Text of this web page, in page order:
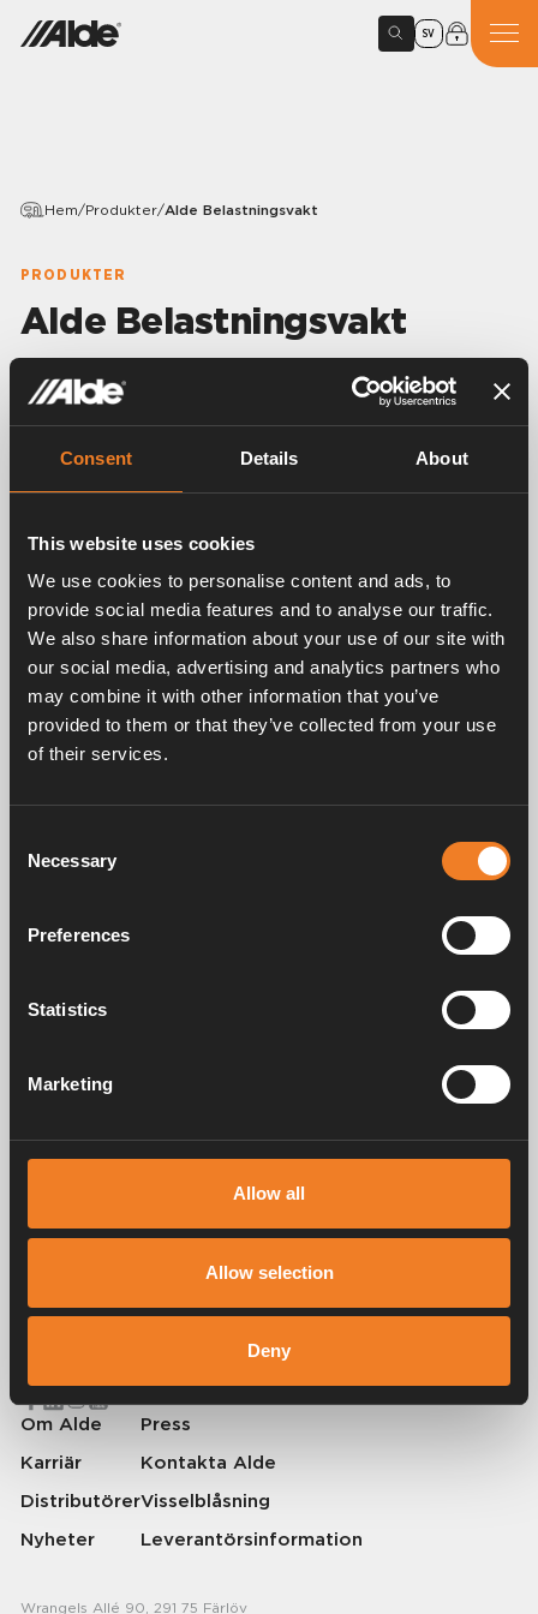
Consent Details About
This website uses cookies
We use cookies to personalise content and ads, to
provide social media features and to analyse our traffic.
We also share information about your use of our site with
our social media, advertising and analytics partners who
may combine it with other information that you’ve
provided to them or that they’ve collected from your use
of their services.
Selection
Necessary
Preferences
Statistics
Marketing
Allow all
Allow selection
Deny
SV
Hem/Produkter/Alde Belastningsvakt
PRODUKTER
Alde Belastningsvakt
Artikelnummer:
elpatronseffekt vid för hög belastning. Detta
förhindrar att säkringen löser ut när andra stora
används.
Kabellängd 6 m.
För manöverpanel 3010213 / 413 / 613 och 3020113 /
114.
För 3020 koppla till värmepannans kretskort.
Service & support
värmesystem för husbilar och husvagnar. Redan då förstod vi hur
borta som hemma.
© 2026 Alde International Systems AB | Part ofTruma Group
Om Alde
Karriär
Distributörer
Nyheter
Press
Kontakta Alde
Visselblåsning
Leverantörsinformation
Wrangels Allé 90, 291 75 Färlöv